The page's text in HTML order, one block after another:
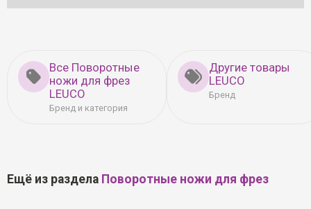
Все Поворотные
ножи для фрез
LEUCO
Бренд и категория
Другие товары
LEUCO
Бренд
Ещё из раздела Поворотные ножи для фрез